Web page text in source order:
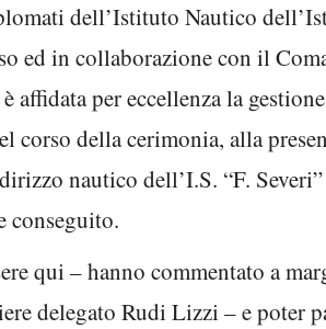
dell’Istituto Nautico
ed in collaborazione con il
affidata per eccellenza la
corso della cerimonia, alla
nautico dell’I.S. “F.
conseguito.
qui – hanno commentato a
delegato Rudi Lizzi – e poter